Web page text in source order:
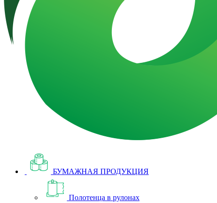
БУМАЖНАЯ ПРОДУКЦИЯ
Полотенца в рулонах